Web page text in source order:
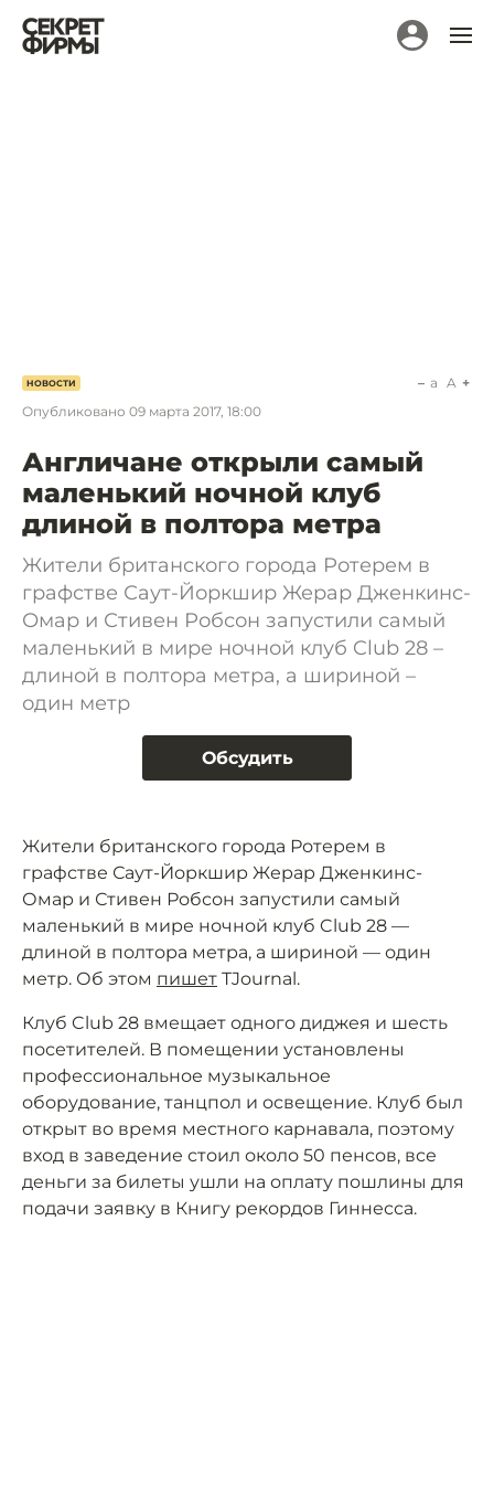
НОВОСТИ
Опубликовано 09 марта 2017, 18:00
a A
Англичане открыли самый
маленький ночной клуб
длиной в полтора метра
Жители британского города Ротерем в
графстве Саут-Йоркшир Жерар Дженкинс-
Омар и Стивен Робсон запустили самый
маленький в мире ночной клуб Club 28 –
длиной в полтора метра, а шириной –
один метр
Обсудить
Жители британского города Ротерем в
графстве Саут-Йоркшир Жерар Дженкинс-
Омар и Стивен Робсон запустили самый
маленький в мире ночной клуб Club 28 —
длиной в полтора метра, а шириной — один
метр. Об этом пишет TJournal.
Клуб Club 28 вмещает одного диджея и шесть
посетителей. В помещении установлены
профессиональное музыкальное
оборудование, танцпол и освещение. Клуб был
открыт во время местного карнавала, поэтому
вход в заведение стоил около 50 пенсов, все
деньги за билеты ушли на оплату пошлины для
подачи заявку в Книгу рекордов Гиннесса.